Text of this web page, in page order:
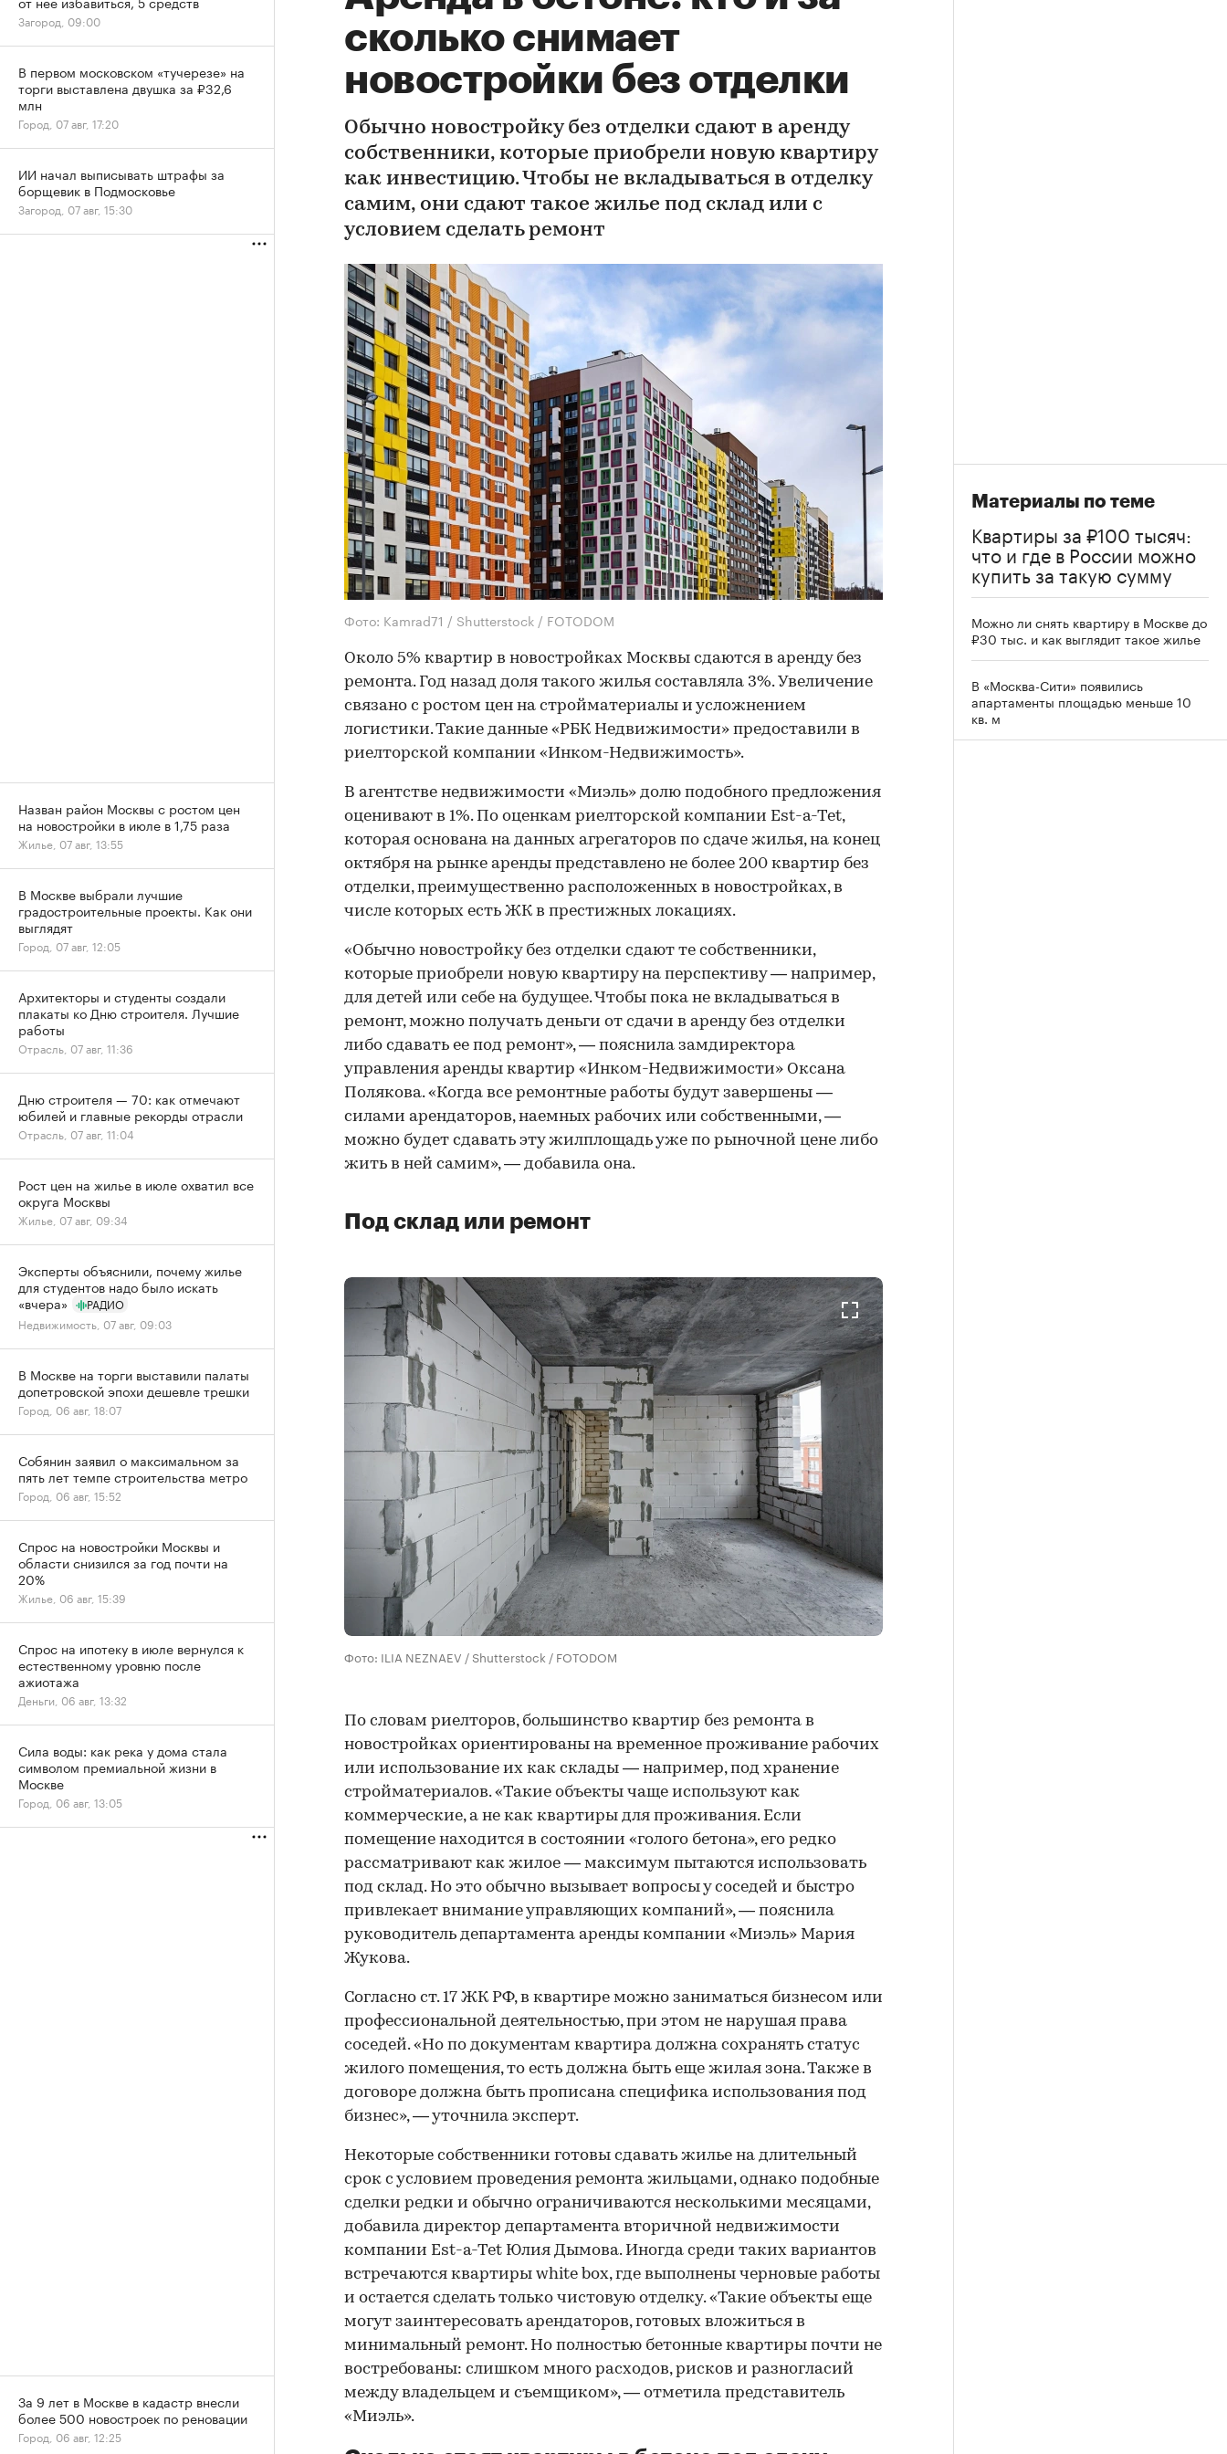
сколько снимает
новостройки без отделки
Обычно новостройку без отделки сдают в аренду
собственники, которые приобрели новую квартиру
как инвестицию. Чтобы не вкладываться в отделку
самим, они сдают такое жилье под склад или с
условием сделать ремонт
Фото: Kamrad71 / Shutterstock / FOTODOM
Около 5% квартир в новостройках Москвы сдаются в аренду без
ремонта. Год назад доля такого жилья составляла 3%. Увеличение
связано с ростом цен на стройматериалы и усложнением
логистики. Такие данные «РБК Недвижимости» предоставили в
риелторской компании «Инком-Недвижимость».
В агентстве недвижимости «Миэль» долю подобного предложения
оценивают в 1%. По оценкам риелторской компании Est-a-Tet,
которая основана на данных агрегаторов по сдаче жилья, на конец
октября на рынке аренды представлено не более 200 квартир без
отделки, преимущественно расположенных в новостройках, в
числе которых есть ЖК в престижных локациях.
«Обычно новостройку без отделки сдают те собственники,
которые приобрели новую квартиру на перспективу — например,
для детей или себе на будущее. Чтобы пока не вкладываться в
ремонт, можно получать деньги от сдачи в аренду без отделки
либо сдавать ее под ремонт», — пояснила замдиректора
управления аренды квартир «Инком-Недвижимости» Оксана
Полякова. «Когда все ремонтные работы будут завершены —
силами арендаторов, наемных рабочих или собственными, —
можно будет сдавать эту жилплощадь уже по рыночной цене либо
жить в ней самим», — добавила она.
00:00
Под склад или ремонт
Фото: ILIA NEZNAEV / Shutterstock / FOTODOM
По словам риелторов, большинство квартир без ремонта в
новостройках ориентированы на временное проживание рабочих
или использование их как склады — например, под хранение
стройматериалов. «Такие объекты чаще используют как
коммерческие, а не как квартиры для проживания. Если
помещение находится в состоянии «голого бетона», его редко
рассматривают как жилое — максимум пытаются использовать
под склад. Но это обычно вызывает вопросы у соседей и быстро
привлекает внимание управляющих компаний», — пояснила
руководитель департамента аренды компании «Миэль» Мария
Жукова.
Согласно ст. 17 ЖК РФ, в квартире можно заниматься бизнесом или
профессиональной деятельностью, при этом не нарушая права
соседей. «Но по документам квартира должна сохранять статус
жилого помещения, то есть должна быть еще жилая зона. Также в
договоре должна быть прописана специфика использования под
бизнес», — уточнила эксперт.
Некоторые собственники готовы сдавать жилье на длительный
срок с условием проведения ремонта жильцами, однако подобные
сделки редки и обычно ограничиваются несколькими месяцами,
добавила директор департамента вторичной недвижимости
компании Est-a-Tet Юлия Дымова. Иногда среди таких вариантов
встречаются квартиры white box, где выполнены черновые работы
и остается сделать только чистовую отделку. «Такие объекты еще
могут заинтересовать арендаторов, готовых вложиться в
минимальный ремонт. Но полностью бетонные квартиры почти не
востребованы: слишком много расходов, рисков и разногласий
между владельцем и съемщиком», — отметила представитель
«Миэль».
Материалы по теме
Квартиры за ₽100 тысяч:
что и где в России можно
купить за такую сумму
Можно ли снять квартиру в Москве до
₽30 тыс. и как выглядит такое жилье
В «Москва-Сити» появились
апартаменты площадью меньше 10
кв. м
Загород, 09:00
В первом московском «тучерезе» на
торги выставлена двушка за ₽32,6
млн
Город, 07 авг, 17:20
ИИ начал выписывать штрафы за
борщевик в Подмосковье
Загород, 07 авг, 15:30
Назван район Москвы с ростом цен
на новостройки в июле в 1,75 раза
Жилье, 07 авг, 13:55
В Москве выбрали лучшие
градостроительные проекты. Как они
выглядят
Город, 07 авг, 12:05
Архитекторы и студенты создали
плакаты ко Дню строителя. Лучшие
работы
Отрасль, 07 авг, 11:36
Дню строителя — 70: как отмечают
юбилей и главные рекорды отрасли
Отрасль, 07 авг, 11:04
Рост цен на жилье в июле охватил все
округа Москвы
Жилье, 07 авг, 09:34
Эксперты объяснили, почему жилье
для студентов надо было искать
«вчера»
РАДИО
Недвижимость, 07 авг, 09:03
В Москве на торги выставили палаты
допетровской эпохи дешевле трешки
Город, 06 авг, 18:07
Собянин заявил о максимальном за
пять лет темпе строительства метро
Город, 06 авг, 15:52
Спрос на новостройки Москвы и
области снизился за год почти на
20%
Жилье, 06 авг, 15:39
Спрос на ипотеку в июле вернулся к
естественному уровню после
ажиотажа
Деньги, 06 авг, 13:32
Сила воды: как река у дома стала
символом премиальной жизни в
Москве
Город, 06 авг, 13:05
За 9 лет в Москве в кадастр внесли
более 500 новостроек по реновации
Город, 06 авг, 12:25